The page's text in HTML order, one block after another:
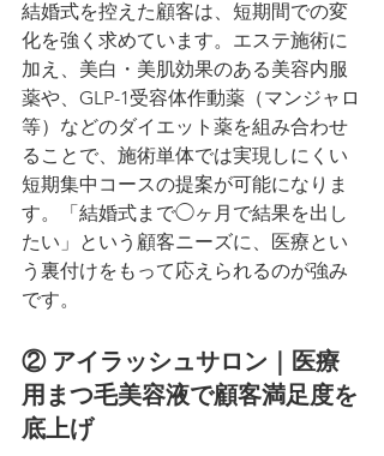
結婚式を控えた顧客は、短期間での変
化を強く求めています。エステ施術に
加え、美白・美肌効果のある美容内服
薬や、GLP-1受容体作動薬（マンジャロ
等）などのダイエット薬を組み合わせ
ることで、施術単体では実現しにくい
短期集中コースの提案が可能になりま
す。「結婚式まで◯ヶ月で結果を出し
たい」という顧客ニーズに、医療とい
う裏付けをもって応えられるのが強み
です。
② アイラッシュサロン｜医療
用まつ毛美容液で顧客満足度を
底上げ